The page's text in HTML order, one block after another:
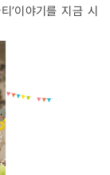
’이야기를 지금 시